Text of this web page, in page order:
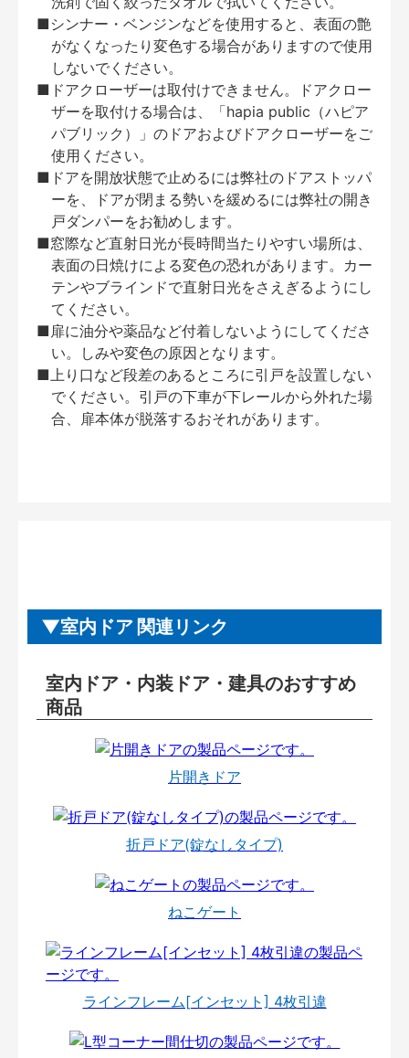
■シンナー・ベンジンなどを使用すると、表面の艶
がなくなったり変色する場合がありますので使用
しないでください。
■ドアクローザーは取付けできません。ドアクロー
ザーを取付ける場合は、「hapia public（ハピア
パブリック）」のドアおよびドアクローザーをご
使用ください。
■ドアを開放状態で止めるには弊社のドアストッパ
ーを、ドアが閉まる勢いを緩めるには弊社の開き
戸ダンパーをお勧めします。
■窓際など直射日光が長時間当たりやすい場所は、
表面の日焼けによる変色の恐れがあります。カー
テンやブラインドで直射日光をさえぎるようにし
てください。
■扉に油分や薬品など付着しないようにしてくださ
い。しみや変色の原因となります。
■上り口など段差のあるところに引戸を設置しない
でください。引戸の下車が下レールから外れた場
合、扉本体が脱落するおそれがあります。
室内ドア 関連リンク
室内ドア・内装ドア・建具のおすすめ
商品
片開きドア
折戸ドア(錠なしタイプ)
ねこゲート
ラインフレーム[インセット] 4枚引違